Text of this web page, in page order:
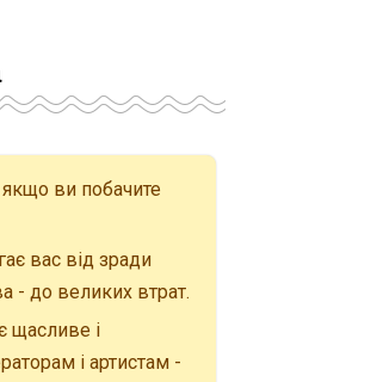
ви побачите
вас від зради
- до великих втрат.
щасливе і
і артистам -